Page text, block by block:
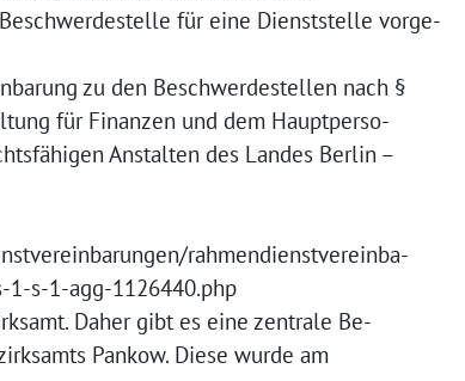
für eine Dienststelle vorge-
zu den Beschwerdestellen nach §
für Finanzen und dem Hauptperso-
Anstalten des Landes Berlin –
rahmendienstvereinba-
s-1-agg-1126440.php
Daher gibt es eine zentrale Be-
Pankow. Diese wurde am